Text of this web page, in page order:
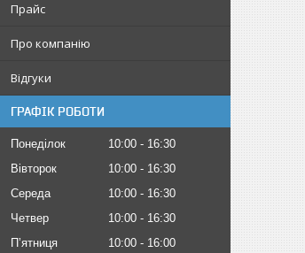
Прайс
Про компанію
Відгуки
ГРАФІК РОБОТИ
Понеділок 10:00
16:30
Вівторок
10:00
16:30
Середа
10:00
16:30
Четвер
10:00
16:30
Пʼятниця
10:00
16:00